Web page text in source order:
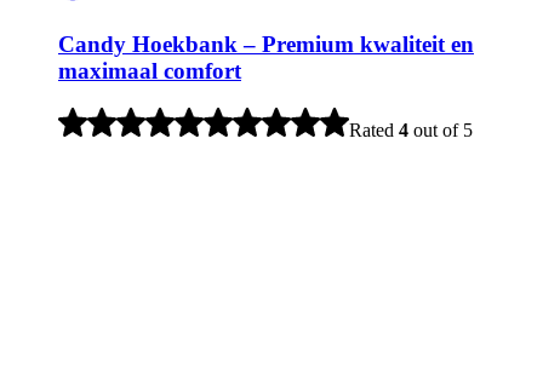
Candy Hoekbank – Premium kwaliteit en
maximaal comfort
Rated 4 out of 5